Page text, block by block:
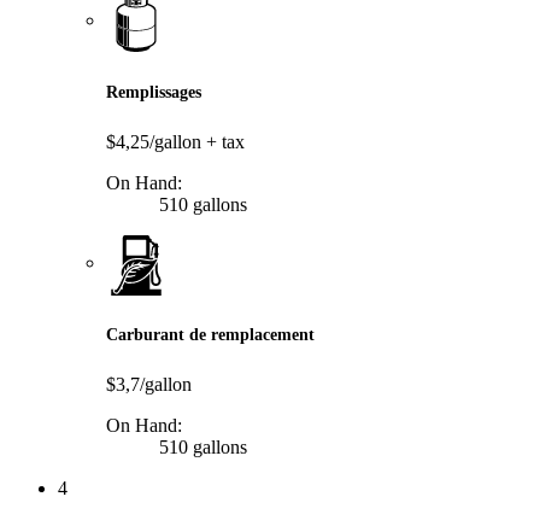
Remplissages
$4,25/gallon + tax
On Hand:
510 gallons
Carburant de remplacement
$3,7/gallon
On Hand:
510 gallons
4